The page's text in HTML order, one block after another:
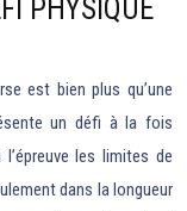
PHYSIQUE
est bien plus qu’une
un défi à la fois
les limites de
dans la longueur